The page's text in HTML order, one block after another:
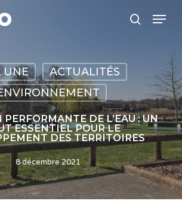
search
Menu
UNE
ACTUALITÉS
DE L’EAU : UN
ESSENTIEL POUR LE
DES TERRITOIRES
8 décembre 2021